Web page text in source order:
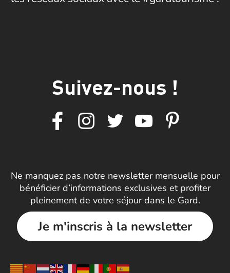
Suivez-nous !
Ne manquez pas notre newsletter mensuelle pour
bénéficier d’informations exclusives et profiter
pleinement de votre séjour dans le Gard.
Je m'inscris à la newsletter